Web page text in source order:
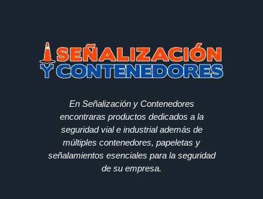
En Señalización y Contenedores
encontraras productos dedicados a la
seguridad vial e industrial además de
múltiples contenedores, papeletas y
señalamientos esenciales para la seguridad
de su empresa.